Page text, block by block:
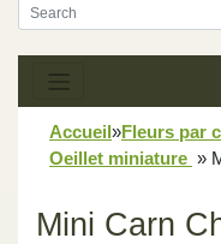
Accueil»Fleurs par
Oeillet miniature »
Mini Carn